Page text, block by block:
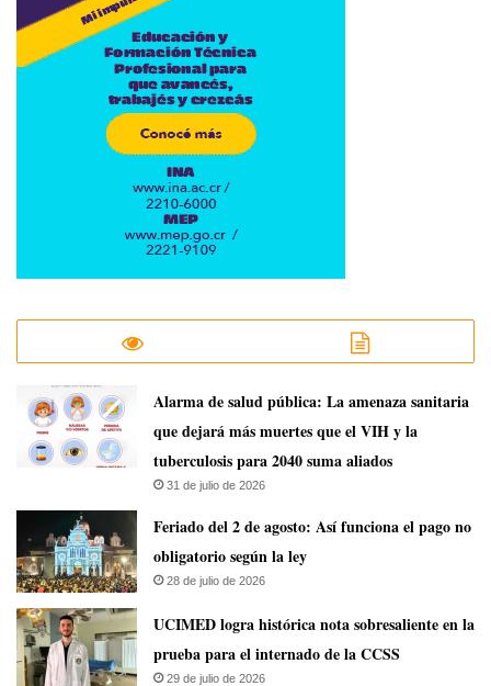
​Alarma de salud pública: La amenaza sanitaria
que dejará más muertes que el VIH y la
tuberculosis para 2040 suma aliados
31 de julio de 2026
Feriado del 2 de agosto: Así funciona el pago no
obligatorio según la ley
28 de julio de 2026
UCIMED logra histórica nota sobresaliente en la
prueba para el internado de la CCSS
29 de julio de 2026